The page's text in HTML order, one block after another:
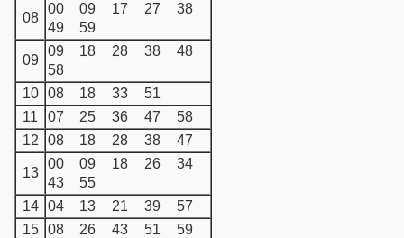
08
00 09 17 27
38
49
59
09
09 18 28 38
48
58
10
08 18 33
51
11
07 25 36 47
58
12
08 18 28 38 47
13
00 09 18 26
34
43
55
14
04 13 21 39
57
15
08 26 43 51
59